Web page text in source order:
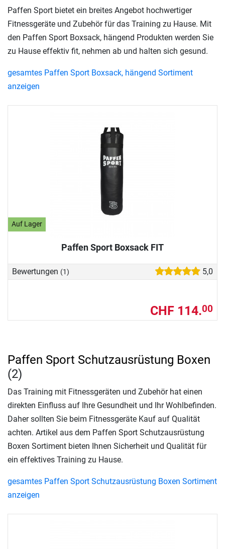
Auf Lager
Paffen Sport Boxsack FIT
Bewertungen (1) 5,0
CHF 114.00
Paffen Sport bietet ein breites Angebot hochwertiger
Fitnessgeräte und Zubehör für das Training zu Hause. Mit
den Paffen Sport Boxsack, hängend Produkten werden Sie
zu Hause effektiv fit, nehmen ab und halten sich gesund.
gesamtes Paffen Sport Boxsack, hängend Sortiment
anzeigen
Paffen Sport Schutzausrüstung Boxen
(2)
Das Training mit Fitnessgeräten und Zubehör hat einen
direkten Einfluss auf Ihre Gesundheit und Ihr Wohlbefinden.
Daher sollten Sie beim Fitnessgeräte Kauf auf Qualität
achten. Artikel aus dem Paffen Sport Schutzausrüstung
Boxen Sortiment bieten Ihnen Sicherheit und Qualität für
ein effektives Training zu Hause.
gesamtes Paffen Sport Schutzausrüstung Boxen Sortiment
anzeigen